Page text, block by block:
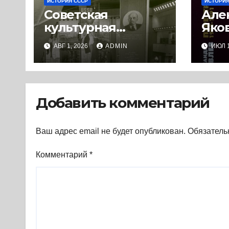
Советская
культурная
дипломатия в
условиях
Холодной войны.
АВГ 1, 2026 ADMIN ИЮЛ
Добавить комментарий
Ваш адрес email не будет опубликован.
Комментарий *